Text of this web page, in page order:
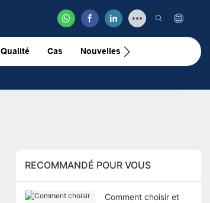
Qualité Cas Nouvelles Nous Contacter
RECOMMANDÉ POUR VOUS
Comment choisir et